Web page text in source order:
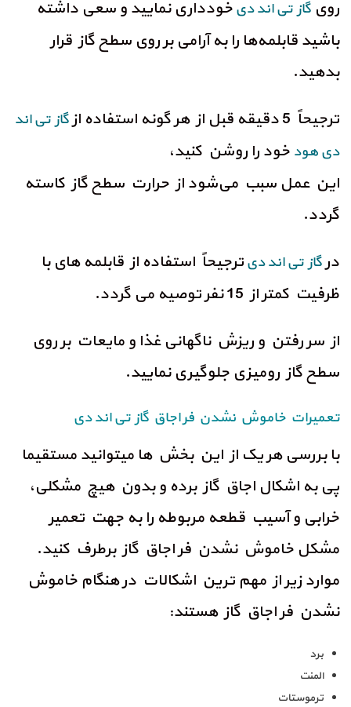
روی گاز تی اند دیخودداری نمایید و سعی داشته
باشید قابلمه‌ها را به آرامی بر روی سطح گاز قرار
بدهید.
ترجیحاً 5 دقیقه قبل از هر گونه استفاده از
گاز تی اند
دی هود خود را روشن کنید،
این عمل سبب می‌شود از حرارت سطح گاز کاسته
گردد.
درگاز تی اند دیترجیحاً استفاده از قابلمه های با
ظرفیت کمتر از 15 نفر توصیه می‌ گردد.
از سر رفتن و ریزش ناگهانی غذا و مایعات بر روی
سطح گاز رومیزی جلوگیری نمایید.
تعمیرات خاموش نشدن فر اجاق گاز تی اند دی
با بررسی هر یک از این بخش ها میتوانید مستقیما
پی به اشکال اجاق گاز برده و بدون هیچ مشکلی،
خرابی و آسیب قطعه مربوطه را به جهت تعمیر
مشکل خاموش نشدن فر اجاق گاز برطرف کنید.
موارد زیر از مهم ترین اشکالات در هنگام خاموش
نشدن فر اجاق گاز هستند:
برد
المنت
ترموستات